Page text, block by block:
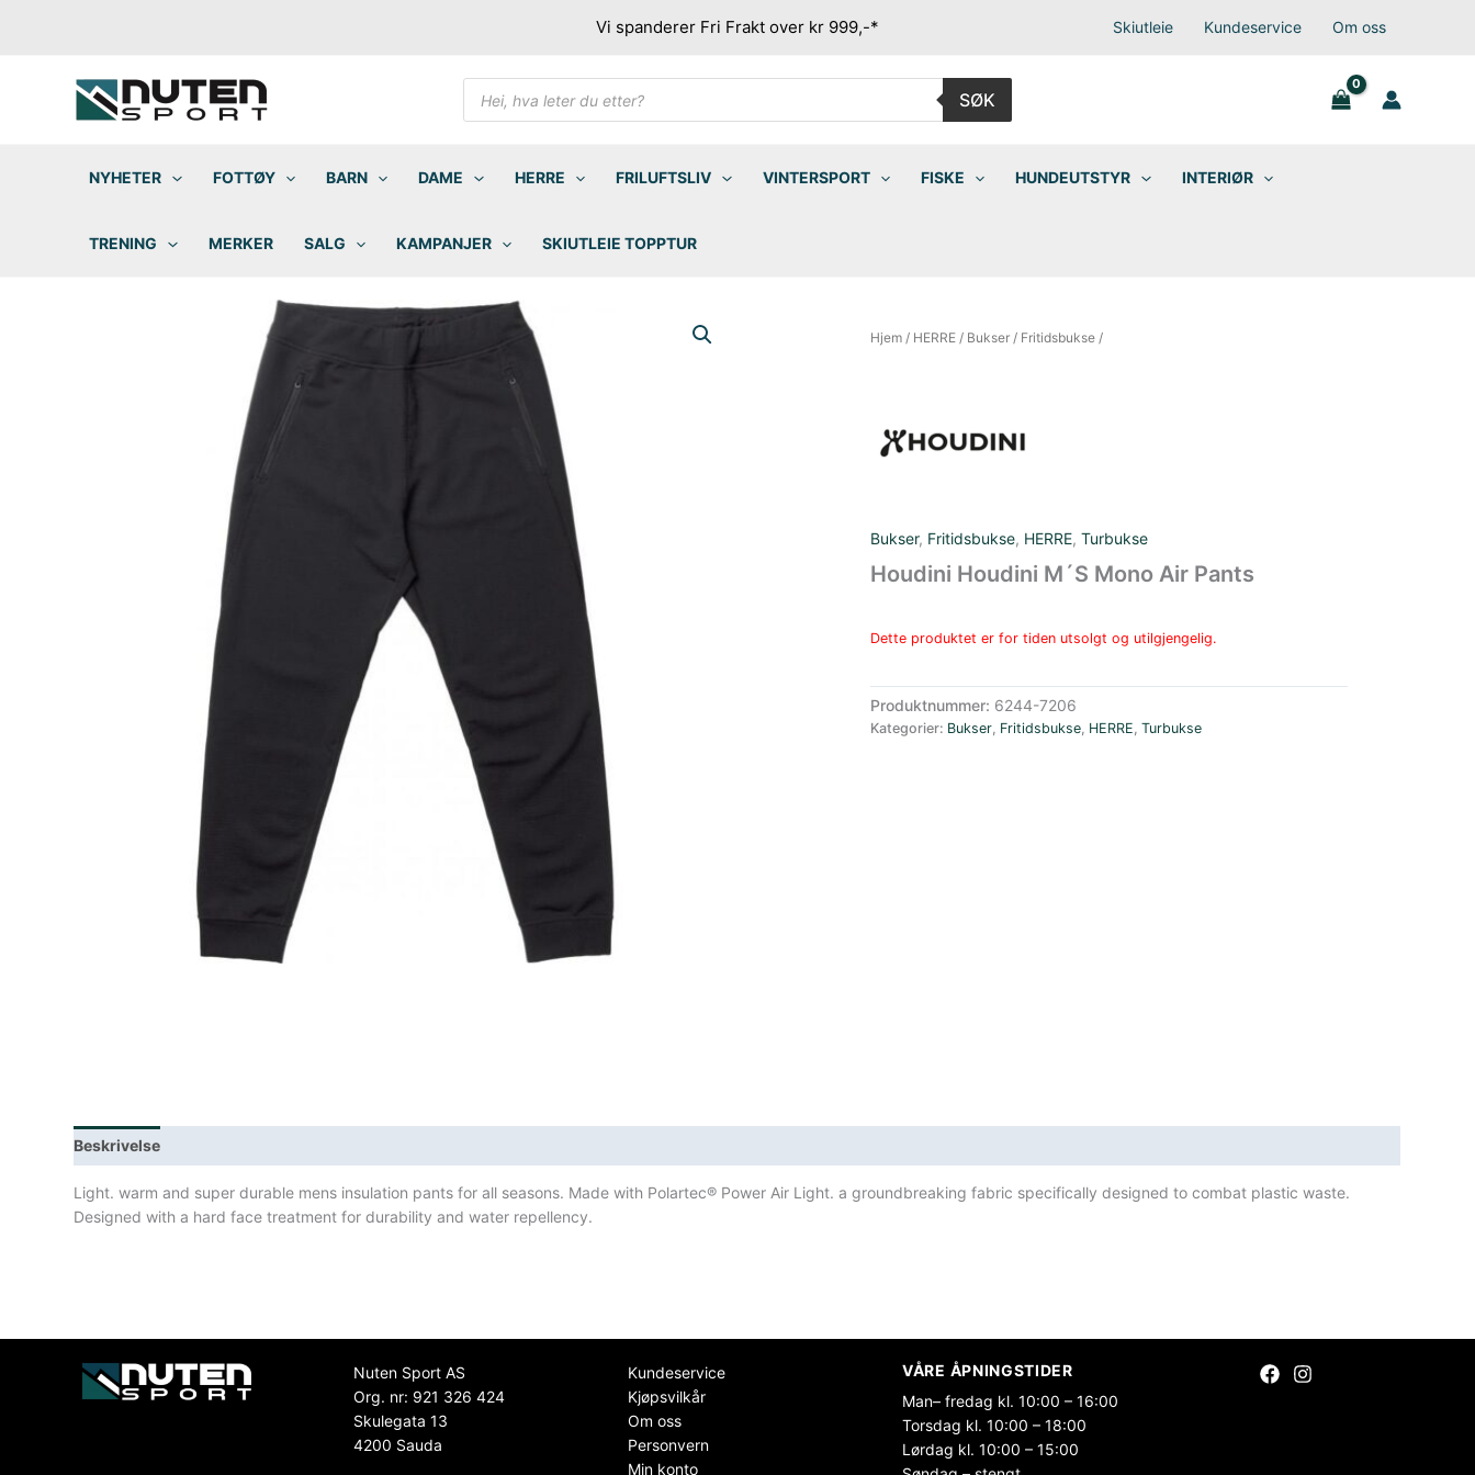
Vi spanderer Fri Frakt over kr 999,-* Skiutleie Kundeservice Om oss
Products
search
SØK
NYHETER FOTTØY BARN DAME HERRE FRILUFTSLIV VINTERSPORT FISKE HUNDEUTSTYR INTERIØR
TRENING MERKER SALG KAMPANJER SKIUTLEIE TOPPTUR
Hjem/ HERRE/ Bukser/ Fritidsbukse/
Bukser, Fritidsbukse, HERRE, Turbukse
Houdini Houdini M´S Mono Air Pants
Dette produktet er for tiden utsolgt og utilgjengelig.
Produktnummer: 6244-7206
Kategorier: Bukser, Fritidsbukse, HERRE, Turbukse
Beskrivelse
Light. warm and super durable mens insulation pants for all seasons. Made with Polartec® Power Air Light. a groundbreaking fabric specifically designed to combat plastic waste.
Designed with a hard face treatment for durability and water repellency.
Nuten Sport AS
Org. nr: 921 326 424
Skulegata 13
4200 Sauda
Kundeservice
Kjøpsvilkår
Om oss
Personvern
Min konto
VÅRE ÅPNINGSTIDER
Man– fredag kl. 10:00 – 16:00
Torsdag kl. 10:00 – 18:00
Lørdag kl. 10:00 – 15:00